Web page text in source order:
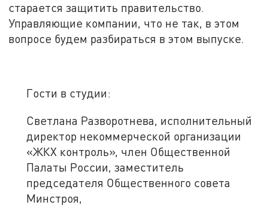
старается защитить правительство.
Управляющие компании, что не так, в этом
вопросе будем разбираться в этом выпуске.
Гости в студии:
Светлана Разворотнева, исполнительный
директор некоммерческой организации
«ЖКХ контроль», член Общественной
Палаты России, заместитель
председателя Общественного совета
Минстроя,